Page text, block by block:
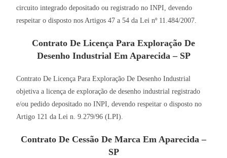
circuito integrado depositado ou registrado no INPI, devendo
respeitar o disposto nos Artigos 47 a 54 da Lei nº 11.484/2007.
Contrato De Licença Para Exploração De
Desenho Industrial Em Aparecida – SP
Contrato De Licença Para Exploração De Desenho Industrial
objetiva a licença de exploração de desenho industrial registrado
e/ou pedido depositado no INPI, devendo respeitar o disposto no
Artigo 121 da Lei n. 9.279/96 (LPI).
Contrato De Cessão De Marca Em Aparecida –
SP